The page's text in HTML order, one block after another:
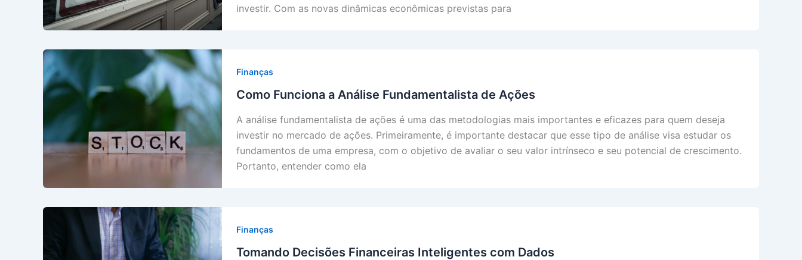
investir. Com as novas dinâmicas econômicas previstas para
Finanças
Como Funciona a Análise Fundamentalista de Ações
A análise fundamentalista de ações é uma das metodologias mais importantes e eficazes para quem deseja
investir no mercado de ações. Primeiramente, é importante destacar que esse tipo de análise visa estudar os
fundamentos de uma empresa, com o objetivo de avaliar o seu valor intrínseco e seu potencial de crescimento.
Portanto, entender como ela
Finanças
Tomando Decisões Financeiras Inteligentes com Dados